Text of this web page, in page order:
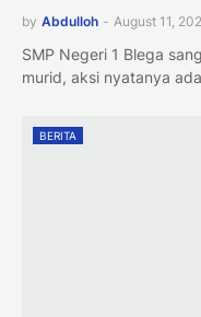
by Abdulloh - August 11,
SMP Negeri 1 Blega
murid, aksi nyatanya
BERITA